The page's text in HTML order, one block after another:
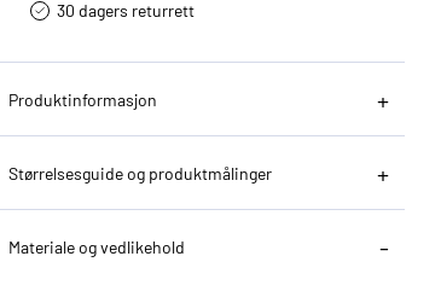
06 06
30 dagers returrett
Produktinformasjon
Størrelsesguide og produktmålinger
Materiale og vedlikehold